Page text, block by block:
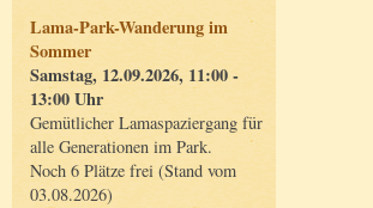
Lama-Park-Wanderung im
Sommer
Samstag, 12.09.2026, 11:00 -
13:00 Uhr
Gemütlicher Lamaspaziergang für
alle Generationen im Park.
Noch 6 Plätze frei (Stand vom
03.08.2026)